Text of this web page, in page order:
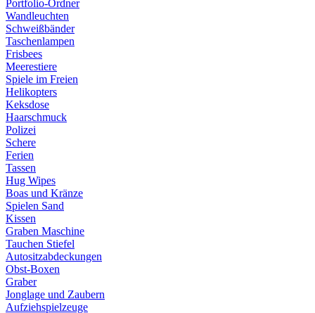
Portfolio-Ordner
Wandleuchten
Schweißbänder
Taschenlampen
Frisbees
Meerestiere
Spiele im Freien
Helikopters
Keksdose
Haarschmuck
Polizei
Schere
Ferien
Tassen
Hug Wipes
Boas und Kränze
Spielen Sand
Kissen
Graben Maschine
Tauchen Stiefel
Autositzabdeckungen
Obst-Boxen
Graber
Jonglage und Zaubern
Aufziehspielzeuge